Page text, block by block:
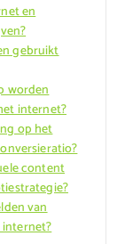
en
gebruikt
worden
internet?
op het
content
van